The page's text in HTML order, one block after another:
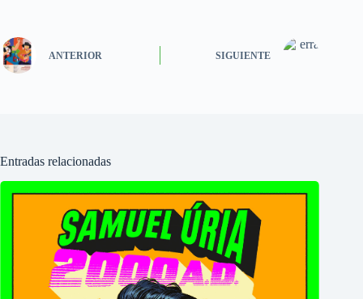
ANTERIOR SIGUIENTE
Entradas relacionadas